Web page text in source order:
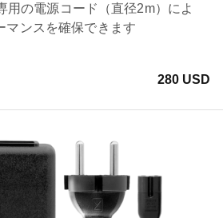
用の電源コード（直径2m）によ
マンスを確保できます
280 USD